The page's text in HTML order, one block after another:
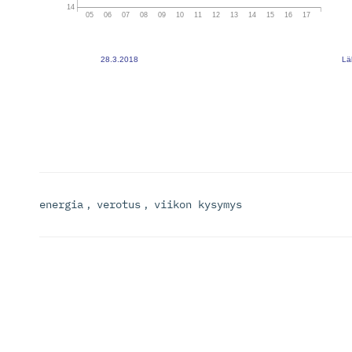
energia , verotus , viikon kysymys